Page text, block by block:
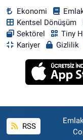
Ekonomi
Kentsel Dönüşüm
Sektörel
Tiny
Kariyer
Gizlilik
RSS